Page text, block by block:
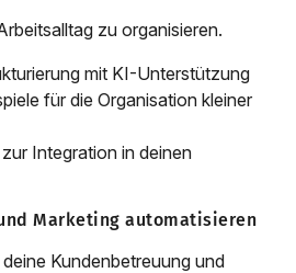
zu organisieren.
mit KI-Unterstützung
für die Organisation kleiner
Integration in deinen
Marketing automatisieren
Kundenbetreuung und